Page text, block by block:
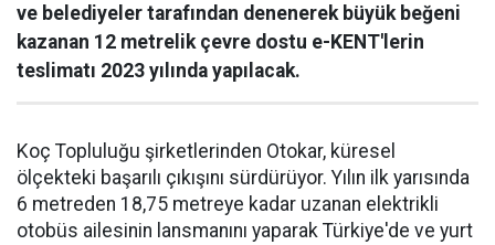
ve belediyeler tarafından denenerek büyük beğeni
kazanan 12 metrelik çevre dostu e-KENT'lerin
teslimatı 2023 yılında yapılacak.
Koç Topluluğu şirketlerinden Otokar, küresel
ölçekteki başarılı çıkışını sürdürüyor. Yılın ilk yarısında
6 metreden 18,75 metreye kadar uzanan elektrikli
otobüs ailesinin lansmanını yaparak Türkiye'de ve yurt